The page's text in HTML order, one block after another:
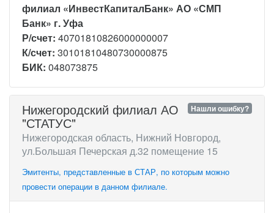
филиал «ИнвестКапиталБанк» АО «СМП
Банк» г. Уфа
Р/счет: 40701810826000000007
К/счет: 30101810480730000875
БИК: 048073875
Нашли ошибку?
Нижегородский филиал АО
"СТАТУС"
Нижегородская область, Нижний Новгород,
ул.Большая Печерская д.32 помещение 15
Эмитенты, представленные в СТАР, по которым можно
провести операции в данном филиале.